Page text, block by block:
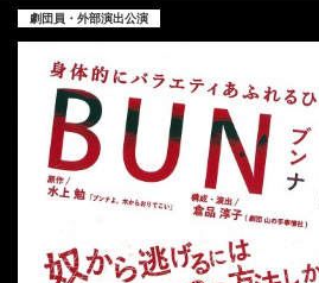
劇団員・外部演出公演